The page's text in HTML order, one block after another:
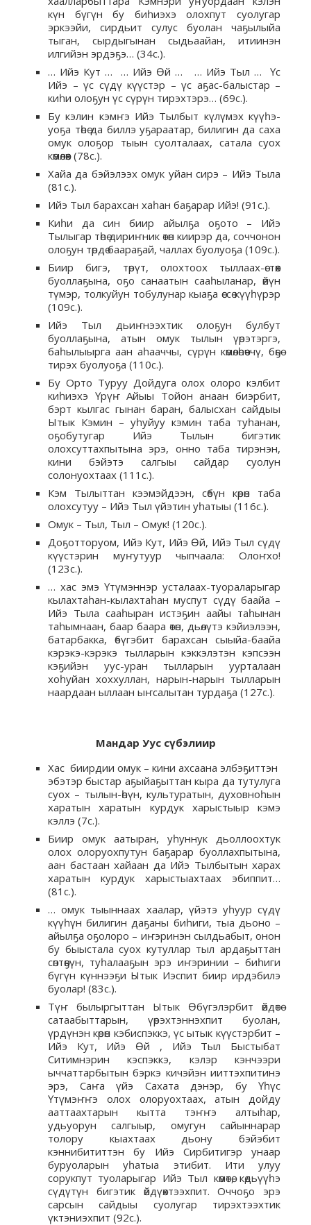
күн бүгүн бу биһиэхэ олохпут суолугар
эркээйи, сирдьит сулус буолан чаҕылыйа
тыган, сырдыгынан сыдьаайан, итиинэн
илгийэн эрдэҕэ… (34с.).
… Ийэ Кут … … Ийэ Өй … … Ийэ Тыл … Үс
Ийэ – үс сүдү күүстэр – үс аҕас-балыстар –
киһи олоҕун үс сүрүн тирэхтэрэ… (69с.).
Бу кэлин кэмҥэ Ийэ Тылбыт күлүмэх күүһэ-
уоҕа төһө да биллэ уҕараатар, билигин да саха
омук олоҕор тыын суолталаах, сатала суох
көмөлөөх (78с.).
Хайа да бэйэлээх омук уйан сирэ – Ийэ Тыла
(81с.).
Ийэ Тыл барахсан хаһан баҕарар Ийэ! (91с.).
Киһи да син биир айылҕа оҕото – Ийэ
Тылыгар төһө дириҥник өтөн киирэр да, соччонон
олоҕун төрдө баараҕай, чаллах буолуоҕа (109с.).
Биир бигэ, төрүт, олохтоох тыллаах-өстөөх
буоллаҕына, оҕо санаатын сааһыланар, өйүн
түмэр, толкуйун тобулунар кыаҕа өссө күүһүрэр
(109с.).
Ийэ Тыл дьиҥнээхтик олоҕун булбут
буоллаҕына, атын омук тылын үөрэтэргэ,
баһылыырга аан аһааччы, сүрүн көмөлөһөөччү, бөҕө
тирэх буолуоҕа (110с.).
Бу Орто Туруу Дойдуга олох олоро кэлбит
киһиэхэ Үрүҥ Айыы Тойон анаан биэрбит,
бэрт кылгас гынан баран, балысхан сайдыы
Ытык Кэмин – уһуйуу кэмин таба туһанан,
оҕобутугар Ийэ Тылын бигэтик
олохсуттахпытына эрэ, онно таба тирэнэн,
кини бэйэтэ салгыы сайдар суолун
солонуохтаах (111с.).
Кэм Тылыттан кээмэйдээн, сөбүн көрөн таба
олохсутуу – Ийэ Тыл үйэтин уһатыы (116с.).
Омук – Тыл, Тыл – Омук! (120с.).
Доҕотторуом, Ийэ Кут, Ийэ Өй, Ийэ Тыл сүдү
күүстэрин муҥутуур чыпчаала: Олоҥхо!
(123с.).
… хас эмэ Үтүмэннэр усталаах-туораларыгар
кылахтаһан-кылахтаһан муспут сүдү баайа –
Ийэ Тыла сааһыран истэҕин аайы таһынан
таһымнаан, баар баара өтөн, дьөлүтэ кэйиэлээн,
батарбакка, өбүгэбит барахсан сыыйа-баайа
кэрэкэ-кэрэкэ тылларын кэккэлэтэн кэпсээн
кэҕийэн уус-уран тылларын уурталаан
хоһуйан хоххуллан, нарын-нарын тылларын
наардаан ыллаан ыҥсалытан турдаҕа (127с.).
Мандар Уус сүбэлиир
Хас биирдии омук – кини ахсаана элбэҕиттэн
эбэтэр быстар аҕыйаҕыттан кыра да тутулуга
суох – тылын-өһүн, культуратын, духовноһын
харатын харатын курдук харыстыыр кэмэ
кэллэ (7с.).
Биир омук аатыран, уһуннук дьоллоохтук
олох олоруохпутун баҕарар буоллахпытына,
аан бастаан хайаан да Ийэ Тылбытын харах
харатын курдук харыстыахтаах эбиппит…
(81с.).
… омук тыыннаах хаалар, үйэтэ уһуур сүдү
күүһүн билигин даҕаны биһиги, тыа дьоно –
айылҕа оҕолоро – иҥэринэн сылдьабыт, онон
бу быыстала суох кутуллар тыл ардаҕыттан
сөптөөҕүн, туһалааҕын эрэ иҥэринии – биһиги
бүгүн күннээҕи Ытык Иэспит биир ирдэбилэ
буолар! (83с.).
Түҥ былыргыттан Ытык Өбүгэлэрбит өйдөтө
сатаабыттарын, үөрэхтэннэхпит буолан,
үрдүнэн көрөн кэбиспэккэ, үс ытык күүстэрбит –
Ийэ Кут, Ийэ Өй , Ийэ Тыл Быстыбат
Ситимнэрин кэспэккэ, кэлэр кэнчээри
ыччаттарбытын бэркэ кичэйэн ииттэхпитинэ
эрэ, Саҥа үйэ Сахата дэнэр, бу Үһүс
Үтүмэҥҥэ олох олоруохтаах, атын дойду
ааттаахтарын кытта тэҥҥэ алтыһар,
удьуорун салгыыр, омугун сайыннарар
толору кыахтаах дьону бэйэбит
кэннибититтэн бу Ийэ Сирбитигэр унаар
буруоларын уһатыа этибит. Ити улуу
сорукпут туоларыгар Ийэ Тыл көмөтө, көдьүүһэ
сүдүтүн бигэтик өйдүөхтээхпит. Оччоҕо эрэ
сарсын сайдыы суолугар тирэхтээхтик
үктэниэхпит (92с.).